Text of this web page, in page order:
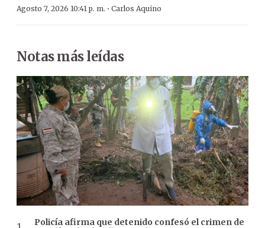
Agosto 7, 2026 10:41 p. m. · Carlos Aquino
Notas más leídas
Policía afirma que detenido confesó el crimen de